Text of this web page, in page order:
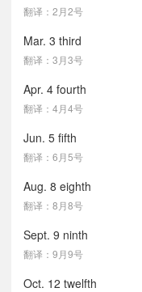
翻译：2月2号
Mar. 3 third
翻译：3月3号
Apr. 4 fourth
翻译：4月4号
Jun. 5 fifth
翻译：6月5号
Aug. 8 eighth
翻译：8月8号
Sept. 9 ninth
翻译：9月9号
Oct. 12 twelfth